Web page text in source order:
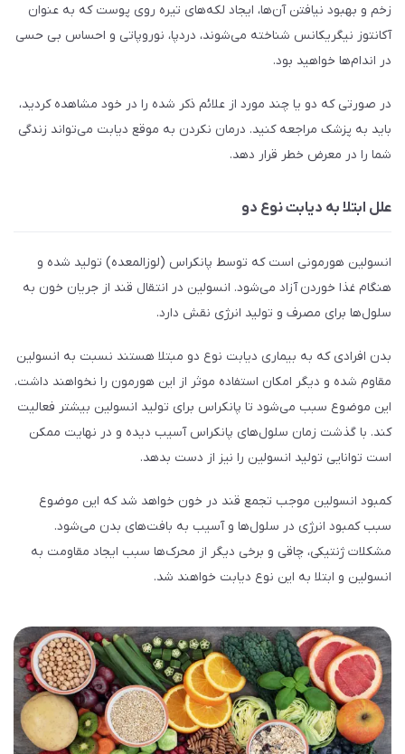
زخم و بهبود نیافتن‌ آن‌ها، ایجاد لکه‌های تیره روی پوست که به عنوان
آکانتوز نیگریکانس شناخته می‌شوند، دردپا، نوروپاتی و احساس بی حسی
در اندام‌ها خواهید بود.
در صورتی که دو یا چند مورد از علائم ذکر شده را در خود مشاهده کردید،
باید به پزشک مراجعه کنید. درمان نکردن به موقع دیابت می‌تواند زندگی
شما را در معرض خطر قرار دهد.
علل ابتلا به دیابت نوع دو
انسولین هورمونی است که توسط پانکراس (لوزالمعده) تولید شده و
هنگام غذا خوردن آزاد می‌شود. انسولین در انتقال قند از جریان خون به
سلول‌ها برای مصرف و تولید انرژی نقش دارد.
بدن افرادی که به بیماری دیابت نوع دو مبتلا هستند نسبت به انسولین
مقاوم شده و دیگر امکان استفاده موثر از این هورمون را نخواهند داشت.
این موضوع سبب می‌شود تا پانکراس برای تولید انسولین بیشتر فعالیت
کند. با گذشت زمان سلول‌های پانکراس آسیب دیده و در نهایت ممکن
است توانایی تولید انسولین را نیز از دست بدهد.
کمبود انسولین موجب تجمع قند در خون خواهد شد که این موضوع
سبب کمبود انرژی در سلول‌ها و آسیب به بافت‌های بدن می‌شود.
مشکلات ژنتیکی، چاقی و برخی دیگر از محرک‌ها سبب ایجاد مقاومت به
انسولین و ابتلا به این نوع دیابت خواهند شد.